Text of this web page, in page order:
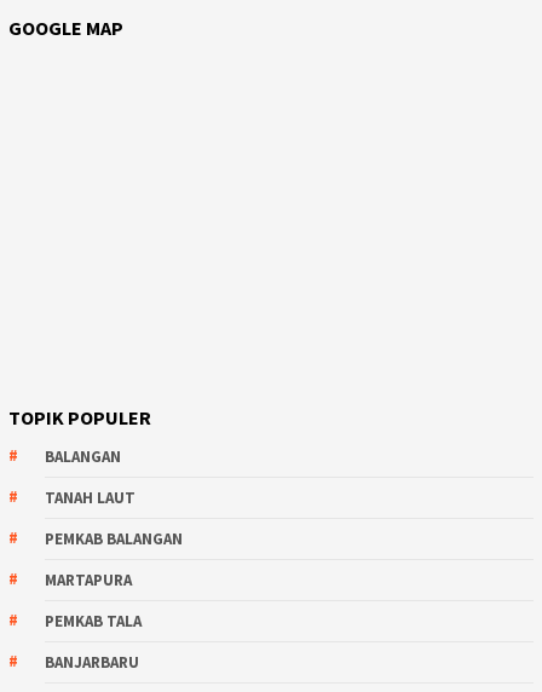
GOOGLE MAP
TOPIK POPULER
BALANGAN
TANAH LAUT
PEMKAB BALANGAN
MARTAPURA
PEMKAB TALA
BANJARBARU